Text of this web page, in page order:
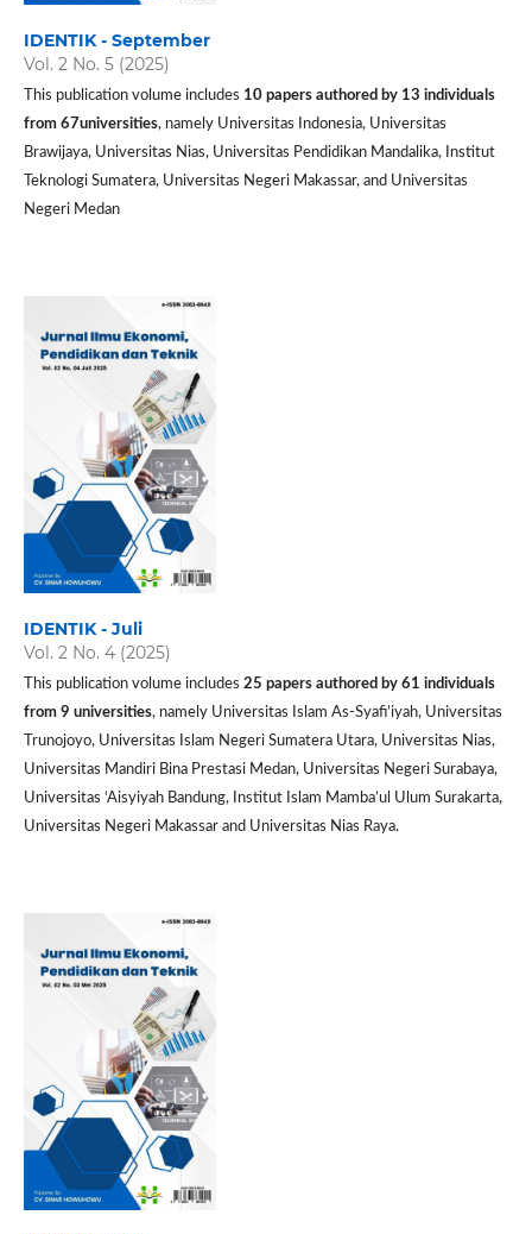
IDENTIK - September
Vol. 2 No. 5 (2025)
This publication volume includes 10 papers authored by 13 individuals
from 67universities, namely Universitas Indonesia, Universitas
Brawijaya, Universitas Nias, Universitas Pendidikan Mandalika, Institut
Teknologi Sumatera, Universitas Negeri Makassar, and Universitas
Negeri Medan
IDENTIK - Juli
Vol. 2 No. 4 (2025)
This publication volume includes 25 papers authored by 61 individuals
from 9 universities, namely Universitas Islam As-Syafi’iyah, Universitas
Trunojoyo, Universitas Islam Negeri Sumatera Utara, Universitas Nias,
Universitas Mandiri Bina Prestasi Medan, Universitas Negeri Surabaya,
Universitas ‘Aisyiyah Bandung, Institut Islam Mamba’ul Ulum Surakarta,
Universitas Negeri Makassar and Universitas Nias Raya.